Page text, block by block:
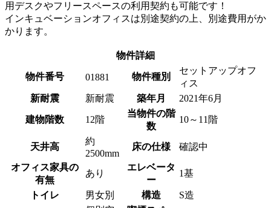
用デスクやフリースペースの利用契約も可能です！
インキュベーションオフィスは別途契約の上、別途費用がか
かります。
物件詳細
物件番号 01881 物件種別
セットアップオフ
ィス
新耐震
新耐震 築年月 2021年6月
建物階数 12階
当物件の階
数
10～11階
天井高
約
2500mm
床の仕様
確認中
オフィス家具の
有無
あり
エレベータ
ー
1基
トイレ 男女別 構造
S造